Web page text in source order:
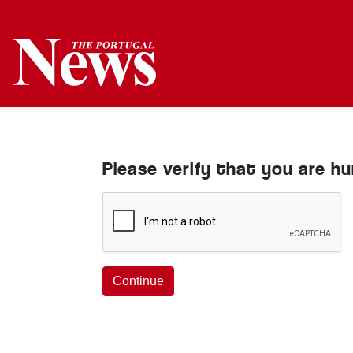
Please verify that you are
Continue